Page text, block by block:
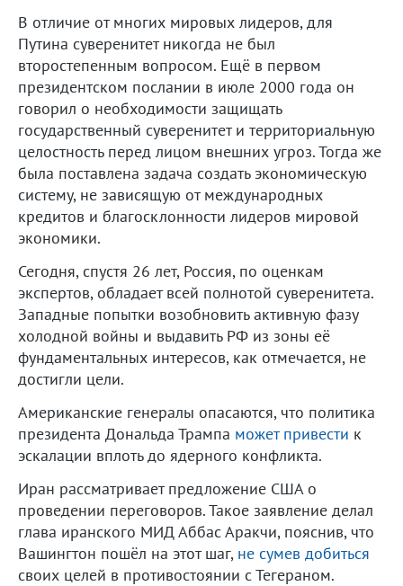
В отличие от многих мировых лидеров, для
Путина суверенитет никогда не был
второстепенным вопросом. Ещё в первом
президентском послании в июле 2000 года он
говорил о необходимости защищать
государственный суверенитет и территориальную
целостность перед лицом внешних угроз. Тогда же
была поставлена задача создать экономическую
систему, не зависящую от международных
кредитов и благосклонности лидеров мировой
экономики.
Сегодня, спустя 26 лет, Россия, по оценкам
экспертов, обладает всей полнотой суверенитета.
Западные попытки возобновить активную фазу
холодной войны и выдавить РФ из зоны её
фундаментальных интересов, как отмечается, не
достигли цели.
Американские генералы опасаются, что политика
президента Дональда Трампа может привести к
эскалации вплоть до ядерного конфликта.
Иран рассматривает предложение США о
проведении переговоров. Такое заявление делал
глава иранского МИД Аббас Аракчи, пояснив, что
Вашингтон пошёл на этот шаг, не сумев добиться
своих целей в противостоянии с Тегераном.